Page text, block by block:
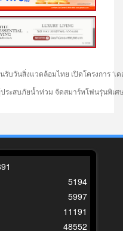
รับวันสิ่งแวดล้อมไทย เปิดโครงการ
ผู้ประสบภัยน้ำท่วม จัดสมาร์ทโฟนรุ่นพิ
91
5194
5997
11191
48552